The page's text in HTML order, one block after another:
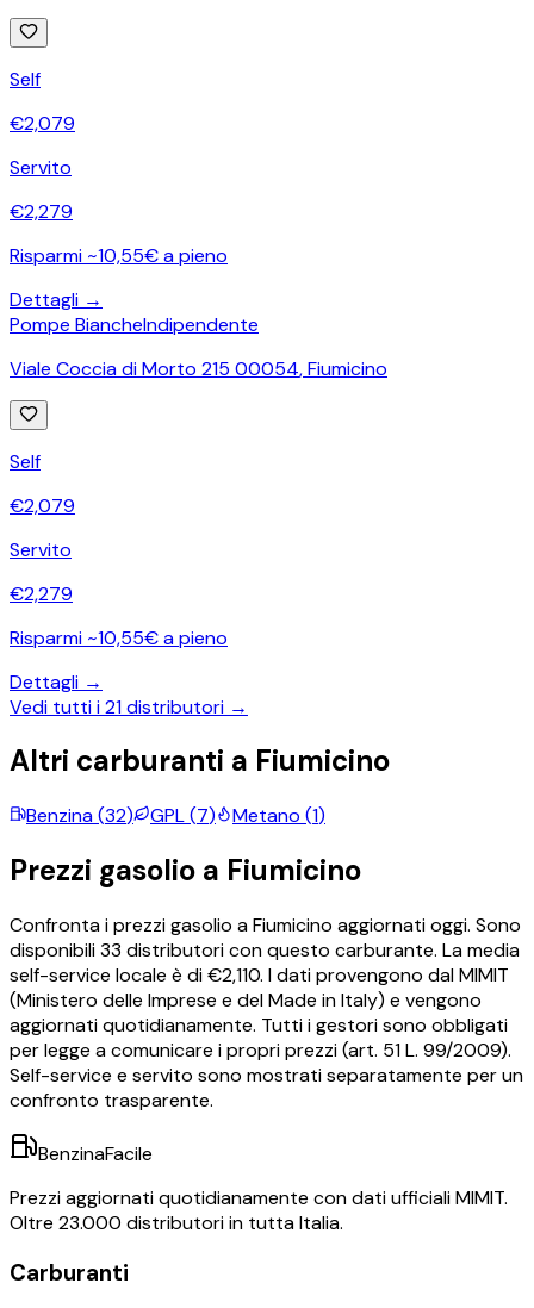
Self
€2,079
Servito
€2,279
Risparmi ~10,55€ a pieno
Dettagli →
Pompe BiancheIndipendente
Viale Coccia di Morto 215 00054,Fiumicino
Self
€2,079
Servito
€2,279
Risparmi ~10,55€ a pieno
Dettagli →
Vedi tutti i21distributori →
Altri carburanti a Fiumicino
Benzina(32) GPL(7) Metano (1)
Prezzi gasolio a Fiumicino
Confronta i prezzigasolio aFiumicino aggiornati oggi. Sono
disponibili33 distributori con questo carburante. La media
self-service locale è di €2,110. I dati provengono dal MIMIT
(Ministero delle Imprese e del Made in Italy) e vengono
aggiornati quotidianamente. Tutti i gestori sono obbligati
per legge a comunicare i propri prezzi (art. 51 L. 99/2009).
Self-service e servito sono mostrati separatamente per un
confronto trasparente.
BenzinaFacile
Prezzi aggiornati quotidianamente con dati ufficiali MIMIT.
Oltre 23.000 distributori in tutta Italia.
Carburanti